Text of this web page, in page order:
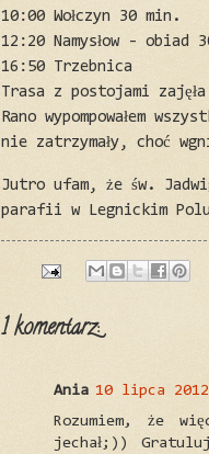
10:00 Wołczyn 30 min.
12:20 Namysłow - obiad
16:50 Trzebnica
Trasa z postojami
Rano wypompowałem
nie zatrzymały, choć
Jutro ufam, że św.
parafii w Legnickim
1 komentarz:
Ania 10 lipca
Rozumiem, że
jechał;))